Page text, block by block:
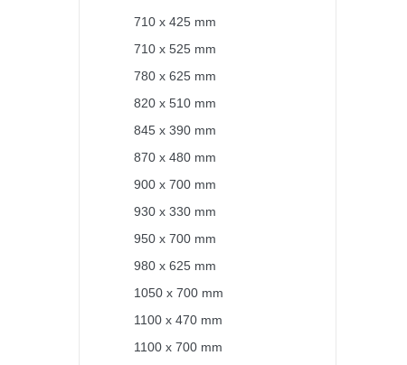
710 x 425 mm
710 x 525 mm
780 x 625 mm
820 x 510 mm
845 x 390 mm
870 x 480 mm
900 x 700 mm
930 x 330 mm
950 x 700 mm
980 x 625 mm
1050 x 700 mm
1100 x 470 mm
1100 x 700 mm